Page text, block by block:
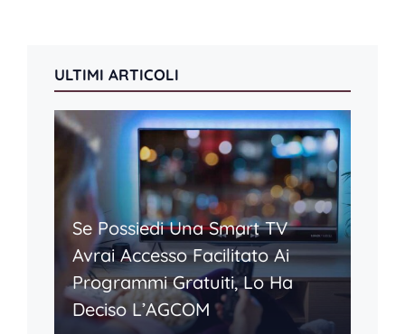
ULTIMI ARTICOLI
Se Possiedi Una Smart TV
Avrai Accesso Facilitato Ai
Programmi Gratuiti, Lo Ha
Deciso L’AGCOM